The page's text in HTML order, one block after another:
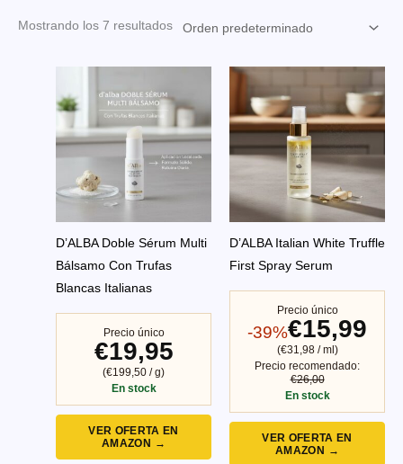
Mostrando los 7 resultados
D’ALBA Doble Sérum Multi
Bálsamo Con Trufas
Blancas Italianas
Precio único
€19,95
(€199,50 / g)
En stock
VER OFERTA EN
AMAZON →
D’ALBA Italian White Truffle
First Spray Serum
Precio único
-39%€15,99
(€31,98 / ml)
Precio recomendado:
€26,00
En stock
VER OFERTA EN
AMAZON →